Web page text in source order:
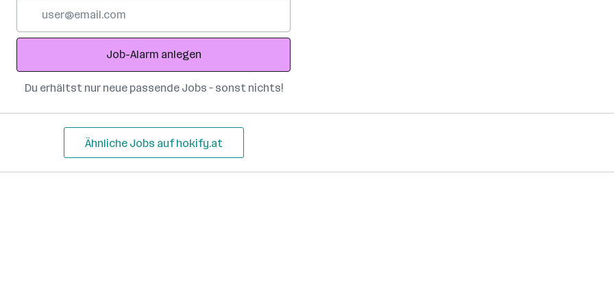
Adresse
Job-Alarm anlegen
Du erhältst nur neue passende Jobs – sonst nichts!
Ähnliche Jobs auf hokify.at